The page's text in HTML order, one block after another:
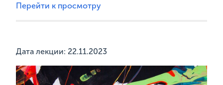
Перейти к просмотру
Дата лекции: 22.11.2023